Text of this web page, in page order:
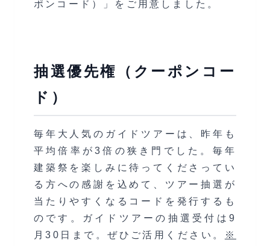
ポンコード）」をご用意しました。
抽選優先権（クーポンコー
ド）
毎年大人気のガイドツアーは、昨年も
平均倍率が3倍の狭き門でした。毎年
建築祭を楽しみに待ってくださってい
る方への感謝を込めて、ツアー抽選が
当たりやすくなるコードを発行するも
のです。ガイドツアーの抽選受付は9
月30日まで。ぜひご活用ください。
※